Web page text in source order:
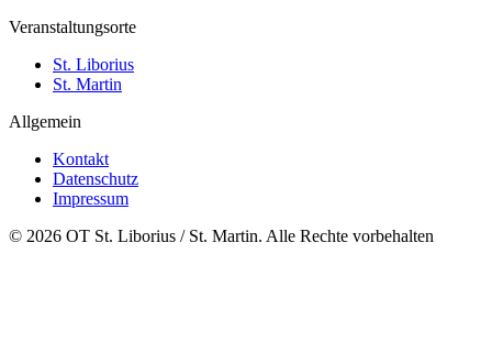
Veranstaltungsorte
St. Liborius
St. Martin
Allgemein
Kontakt
Datenschutz
Impressum
© 2026 OT St. Liborius / St. Martin. Alle Rechte vorbehalten